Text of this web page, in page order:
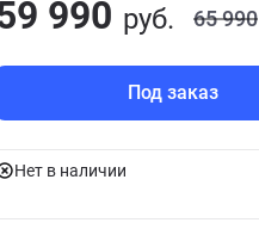
990 руб. 65 990
Под заказ
Нет в наличии